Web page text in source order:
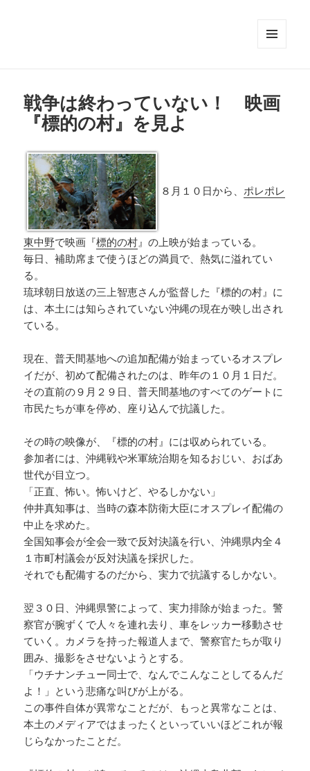
戦争は終わっていない！ 映画
『標的の村』を見よ
８月１０日から、 ポレポレ
東中野で映画『標的の村』の上映が始まっている。
毎日、補助席まで使うほどの満員で、熱気に溢れてい
る。
琉球朝日放送の三上智恵さんが監督した『標的の村』に
は、本土には知らされていない沖縄の現在が映し出され
ている。
現在、普天間基地への追加配備が始まっているオスプレ
イだが、初めて配備されたのは、昨年の１０月１日だ。
その直前の９月２９日、普天間基地のすべてのゲートに
市民たちが車を停め、座り込んで抗議した。
その時の映像が、『標的の村』には収められている。
参加者には、沖縄戦や米軍統治期を知るおじい、おばあ
世代が目立つ。
「正直、怖い。怖いけど、やるしかない」
仲井真知事は、当時の森本防衛大臣にオスプレイ配備の
中止を求めた。
全国知事会が全会一致で反対決議を行い、沖縄県内全４
１市町村議会が反対決議を採択した。
それでも配備するのだから、実力で抗議するしかない。
翌３０日、沖縄県警によって、実力排除が始まった。警
察官が腕ずくで人々を連れ去り、車をレッカー移動させ
ていく。カメラを持った報道人まで、警察官たちが取り
囲み、撮影をさせないようとする。
「ウチナンチュー同士で、なんでこんなことしてるんだ
よ！」という悲痛な叫びが上がる。
この事件自体が異常なことだが、もっと異常なことは、
本土のメディアではまったくといっていいほどこれが報
じらなかったことだ。